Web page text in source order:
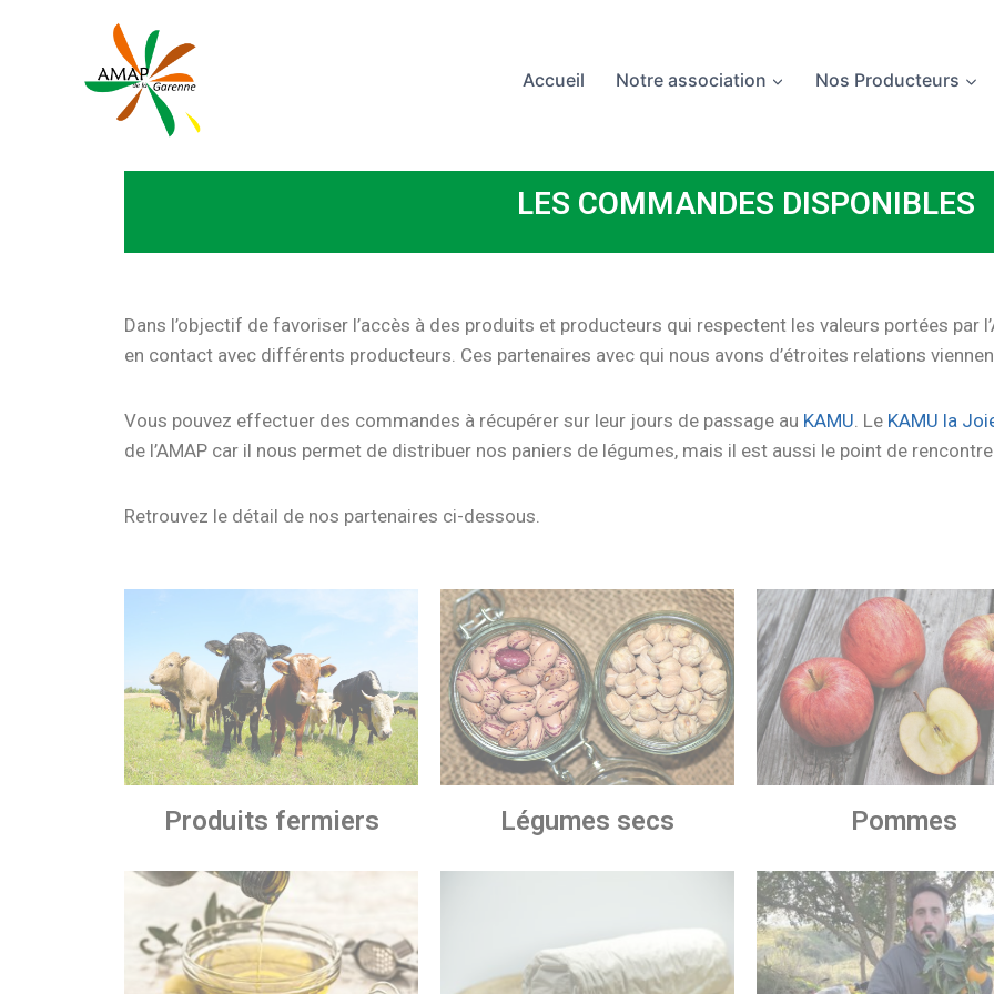
Accueil Notre association Nos Producteurs
LES COMMANDES DISPONIBLES
Dans l’objectif de favoriser l’accès à des produits et producteurs qui respectent les valeurs portées par
en contact avec différents producteurs. Ces partenaires avec qui nous avons d’étroites relations
Vous pouvez effectuer des commandes à récupérer sur leur jours de passage au KAMU. Le KAMU la
de l’AMAP car il nous permet de distribuer nos paniers de légumes, mais il est aussi le point de
Retrouvez le détail de nos partenaires ci-dessous.
Produits fermiers Légumes secs Pommes